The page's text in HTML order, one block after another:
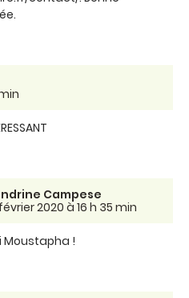
Campese
2020 à 16 h 35 min
Moustapha !